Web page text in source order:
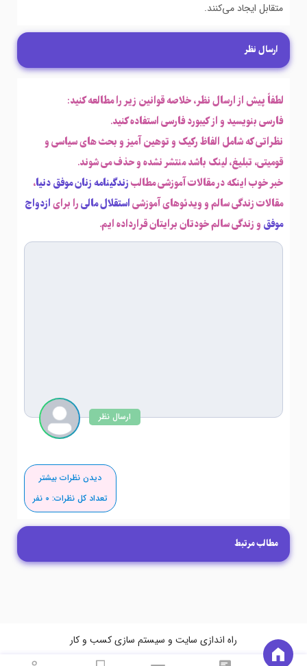
متقابل ایجاد می‌کنند.
ارسال نظر
لطفاً پیش از ارسال نظر، خلاصه قوانین زیر را مطالعه کنید:
فارسی بنویسید و از کیبورد فارسی استفاده کنید.
نظراتی که شامل الفاظ رکیک و توهین آمیز و بحث های سیاسی و
قومیتی، تبلیغ، لینک باشد منتشر نشده و حذف می شوند.
خبر خوب اینکه در مقالات آموزشی مطالبزندگینامه زنان موفق دنیا،
مقالات زندگی سالم و ویدئوهای آموزشیاستقلال مالیرا برایازدواج
موفق و زندگی سالم خودتان برایتان قرارداده ایم.
ارسال نظر
دیدن نظرات بیشتر
تعداد کل نظرات: 0 نفر
مطالب مرتبط
راه اندازی سایت و سیستم سازی کسب و کار